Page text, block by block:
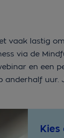
vaak lastig
via de
en een
anderhalf
Kies